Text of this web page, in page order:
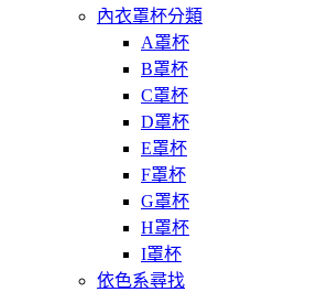
內衣罩杯分類
A罩杯
B罩杯
C罩杯
D罩杯
E罩杯
F罩杯
G罩杯
H罩杯
I罩杯
依色系尋找